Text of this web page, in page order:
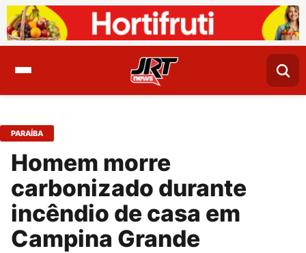
PARAÍBA
Homem morre
carbonizado durante
incêndio de casa em
Campina Grande